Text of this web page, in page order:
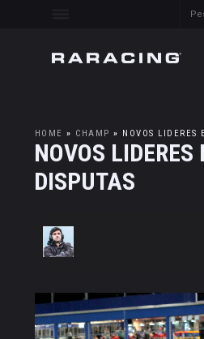
HOME » CHAMP » NOVOS LIDERES
NOVOS LIDERES
DISPUTAS